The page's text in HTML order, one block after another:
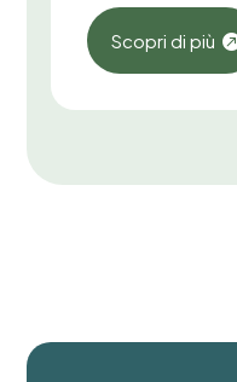
Scopri di più